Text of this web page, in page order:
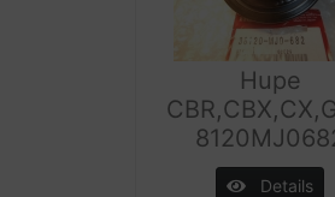
Hupe
Details